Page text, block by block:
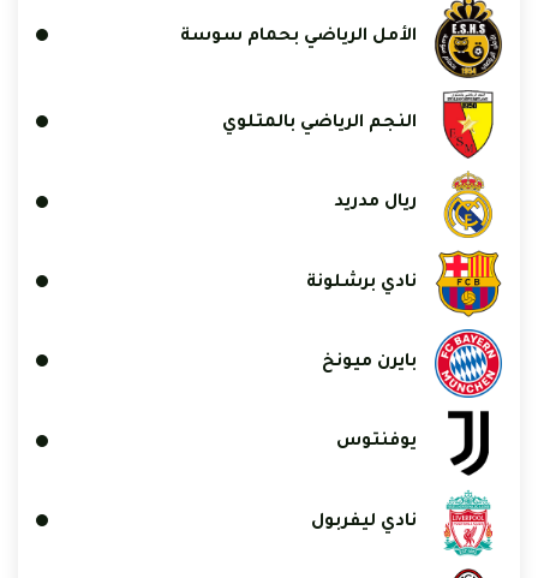
الأمل الرياضي بحمام سوسة
النجم الرياضي بالمتلوي
ريال مدريد
نادي برشلونة
بايرن ميونخ
يوفنتوس
نادي ليفربول